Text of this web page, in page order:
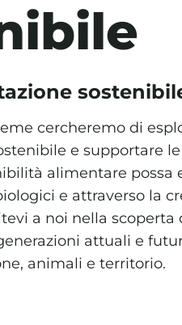
cercheremo di
e supportare
alimentare possa
e attraverso la
a noi nella scoperta
attuali e
animali e territorio.